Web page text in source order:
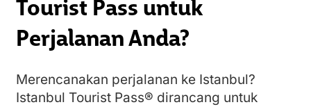
Perjalanan Anda?
Merencanakan perjalanan ke Istanbul?
Istanbul Tourist Pass® dirancang untuk